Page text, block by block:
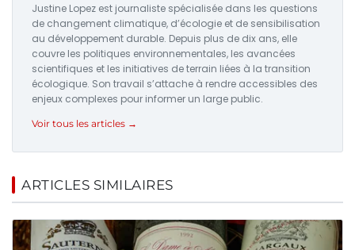
Justine Lopez est journaliste spécialisée dans les questions
de changement climatique, d’écologie et de sensibilisation
au développement durable. Depuis plus de dix ans, elle
couvre les politiques environnementales, les avancées
scientifiques et les initiatives de terrain liées à la transition
écologique. Son travail s’attache à rendre accessibles des
enjeux complexes pour informer un large public.
Voir tous les articles →
ARTICLES SIMILAIRES